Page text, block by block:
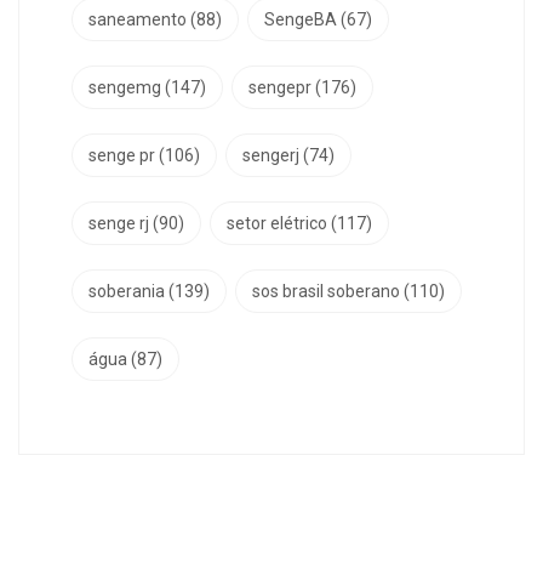
saneamento (88) SengeBA (67)
sengemg (147) sengepr(176)
senge pr(106) sengerj (74)
senge rj (90) setor elétrico (117)
soberania (139) sos brasil soberano (110)
água (87)